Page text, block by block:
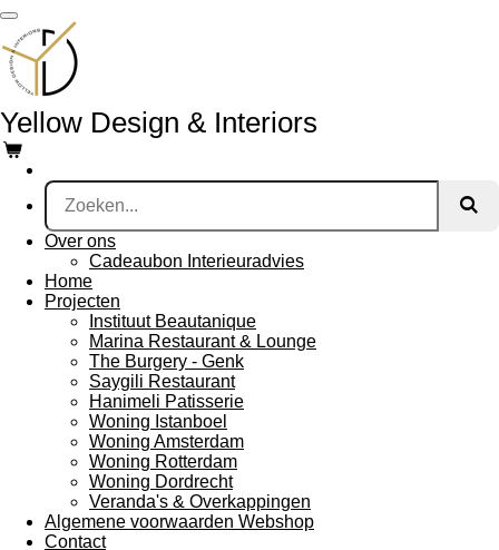
Ga
direct
naar
de
hoofdinhoud
Yellow Design & Interiors
Over ons
Cadeaubon Interieuradvies
Home
Projecten
Instituut Beautanique
Marina Restaurant & Lounge
The Burgery - Genk
Saygili Restaurant
Hanimeli Patisserie
Woning Istanboel
Woning Amsterdam
Woning Rotterdam
Woning Dordrecht
Veranda's & Overkappingen
Algemene voorwaarden Webshop
Contact